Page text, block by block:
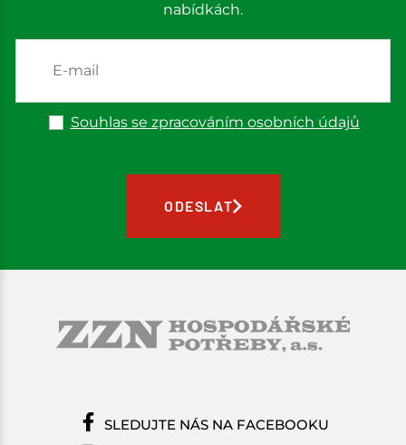
nabídkách.
Souhlas se zpracováním osobních údajů
ODESLAT
SLEDUJTE NÁS NA FACEBOOKU